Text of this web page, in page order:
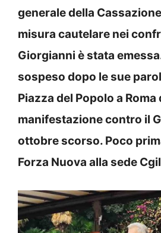
generale della
misura cautelare nei
Giorgianni è stata
sospeso dopo le sue
Piazza del Popolo a
manifestazione contro il
ottobre scorso. Poco
Forza Nuova alla sede